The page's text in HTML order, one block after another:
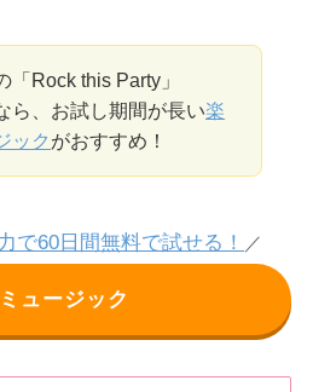
「Rock this Party」
ら、お試し期間が長い楽
ック がおすすめ！
で60日間無料で試せる！ ／
ュージック